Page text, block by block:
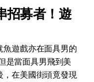
招募者！遊
魚遊戲亦在面具男的
是當面具男飛到美
，在美國街頭竟發現